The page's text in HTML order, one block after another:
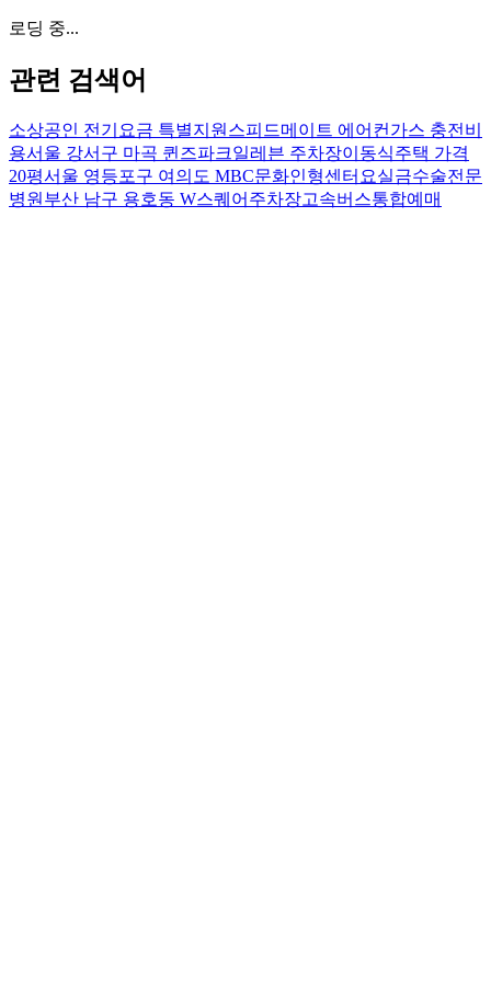
로딩 중...
관련 검색어
소상공인 전기요금 특별지원 스피드메이트 에어컨가스 충전비
용서울 강서구 마곡 퀸즈파크일레븐 주차장이동식주택 가격
20평서울 영등포구 여의도 MBC문화인형센터 요실금수술전문
병원 부산 남구 용호동 W스퀘어주차장고속버스통합예매